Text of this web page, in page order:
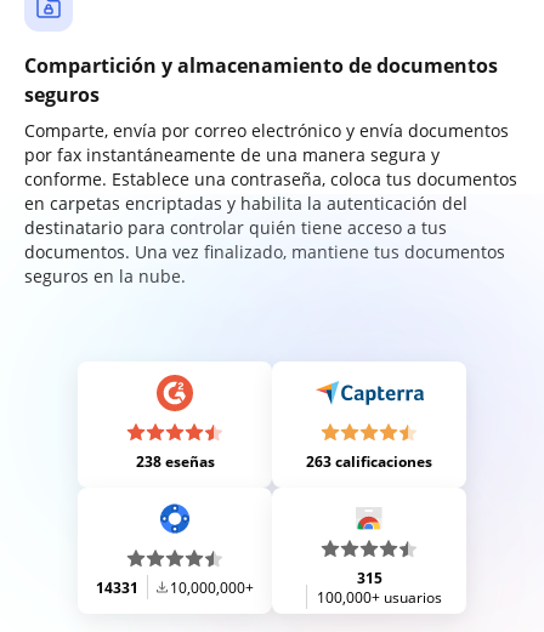
Compartición y almacenamiento de documentos
seguros
Comparte, envía por correo electrónico y envía documentos
por fax instantáneamente de una manera segura y
conforme. Establece una contraseña, coloca tus documentos
en carpetas encriptadas y habilita la autenticación del
destinatario para controlar quién tiene acceso a tus
documentos. Una vez finalizado, mantiene tus documentos
seguros en la nube.
238 eseñas 263 calificaciones
14331 10,000,000+
315
100,000+ usuarios